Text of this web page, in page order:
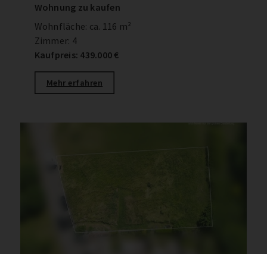
Wohnung zu kaufen
Wohnfläche: ca. 116 m²
Zimmer: 4
Kaufpreis: 439.000 €
Mehr erfahren